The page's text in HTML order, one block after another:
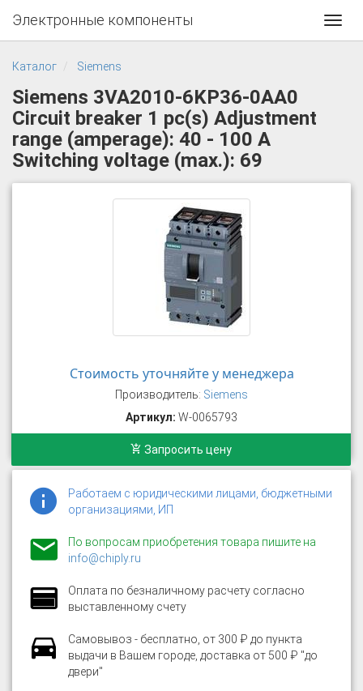
Электронные компоненты
Каталог Siemens
Siemens 3VA2010-6KP36-0AA0
Circuit breaker 1 pc(s) Adjustment
range (amperage): 40 - 100 A
Switching voltage (max.): 69
Стоимость уточняйте у менеджера
Производитель: Siemens
Артикул: W-0065793
Запросить цену
Работаем с юридическими лицами, бюджетными
организациями, ИП
По вопросам приобретения товара пишите на
info@chiply.ru
Оплата по безналичному расчету согласно
выставленному счету
Самовывоз - бесплатно, от 300 ₽ до пункта
выдачи в Вашем городе, доставка от 500 ₽ "до
двери"